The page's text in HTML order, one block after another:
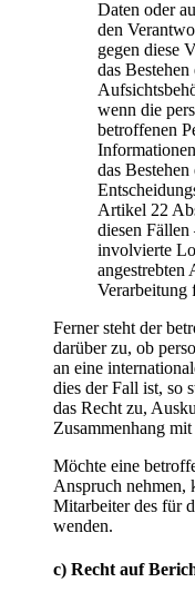
Daten oder
den
gegen diese
das
wenn die
betroffenen
das
Artikel 22
diesen
involvierte
angestrebten
Verarbeitung
Ferner steht der
darüber zu, ob
an eine
dies der Fall ist, so
das Recht zu,
Zusammenhang
Möchte eine
Anspruch nehmen,
Mitarbeiter des für
wenden.
c) Recht auf